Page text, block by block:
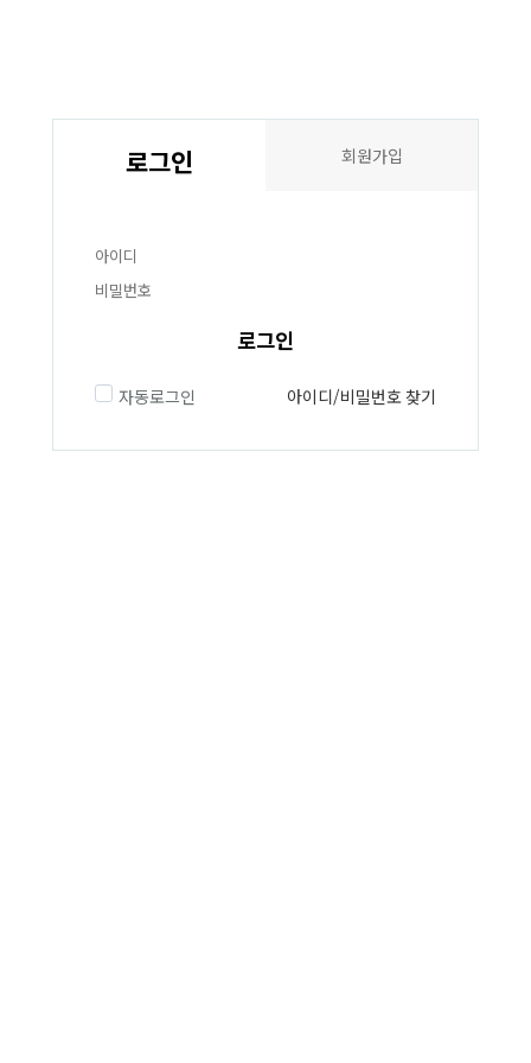
로그인 회원가입
로그인
자동로그인 아이디/비밀번호 찾기